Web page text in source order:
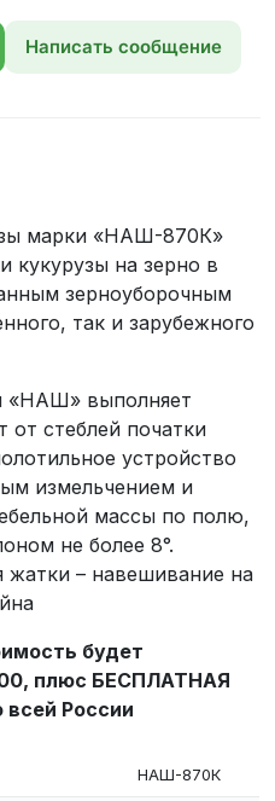
Написать сообщение
марки «НАШ-870К»
кукурузы на зерно в
зерноуборочным
так и зарубежного
«НАШ» выполняет
от стеблей початки
устройство
измельчением и
массы по полю,
не более 8°.
жатки – навешивание на
будет
плюс БЕСПЛАТНАЯ
всей России
НАШ-870К